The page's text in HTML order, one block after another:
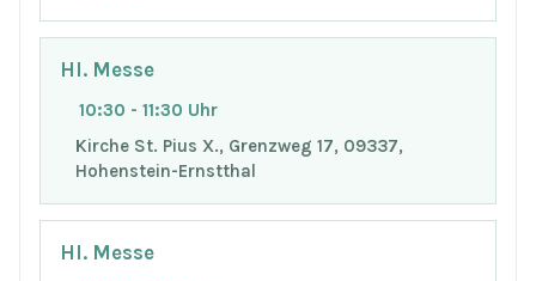
Hl. Messe
10:30 - 11:30 Uhr
Kirche St. Pius X., Grenzweg 17, 09337,
Hohenstein-Ernstthal
Hl. Messe